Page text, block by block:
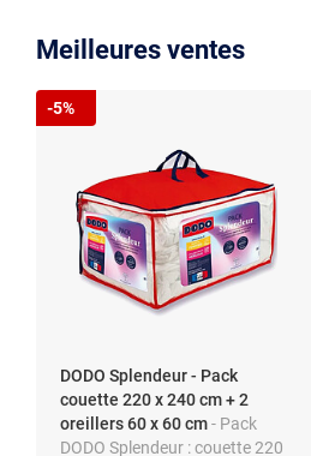
Meilleures ventes
DODO Splendeur - Pack
couette 220 x 240 cm + 2
oreillers 60 x 60 cm- Pack
DODO Splendeur : couette 220
-5%